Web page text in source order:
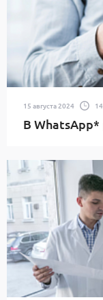
15 августа 2024
В